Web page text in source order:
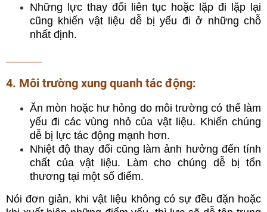
Những lực thay đổi liên tục hoặc lặp đi lặp lại
cũng khiến vật liệu dễ bị yếu đi ở những chỗ
nhất định.
4. Môi trường xung quanh tác động:
Ăn mòn hoặc hư hỏng do môi trường có thể làm
yếu đi các vùng nhỏ của vật liệu. Khiến chúng
dễ bị lực tác động mạnh hơn.
Nhiệt độ thay đổi cũng làm ảnh hưởng đến tính
chất của vật liệu. Làm cho chúng dễ bị tổn
thương tại một số điểm.
Nói đơn giản, khi vật liệu không có sự đều đặn hoặc